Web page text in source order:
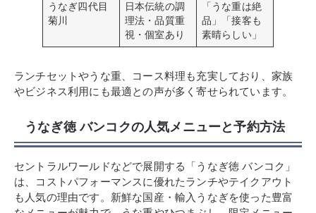
うなぎ四代目
菊川
日本伝統の調
理法・品質重
視・個室あり
「うな重は絶
品」「接客も
素晴らしい」
ランチセットやうな重、コース料理も充実しており、家族
やビジネス利用にも最適との声が多く寄せられています。
うなぎ徳 バンコクの人気メニューと予約方法
セントラルワールドなどで展開する「うなぎ徳 バンコク」
は、コストパフォーマンスに優れたランチやテイクアウト
も人気の理由です。新鮮な国産・輸入うなぎを使った豊富